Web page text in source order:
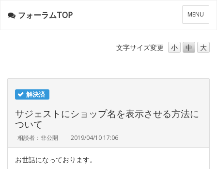
メ
ニ
ー
MENU
フォーラムTOP
文字サイズ変更 小 中 大
解決済
サジェストにショップ名を表示させる方法に
ついて
相談者：非公開 2019/04/10 17:06
お世話になっております。